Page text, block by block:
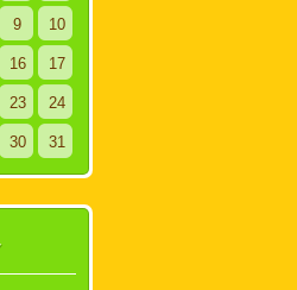
9 10
16 17
23 24
30 31